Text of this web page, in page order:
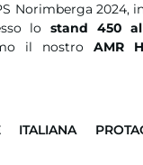
Norimberga 2024,
lo stand 450
il nostro AMR
ITALIANA